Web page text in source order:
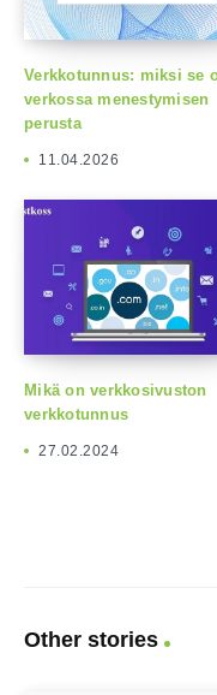
Verkkotunnus: miksi se
verkossa menestymisen
perusta
11.04.2026
Mikä on verkkosivuston
verkkotunnus
27.02.2024
Other stories